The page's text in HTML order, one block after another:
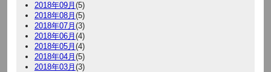
2018年09月 (5)
2018年08月 (5)
2018年07月 (3)
2018年06月 (4)
2018年05月 (4)
2018年04月 (5)
2018年03月 (3)